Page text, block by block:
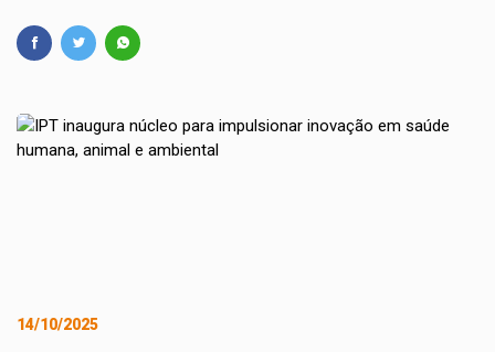
14/10/2025